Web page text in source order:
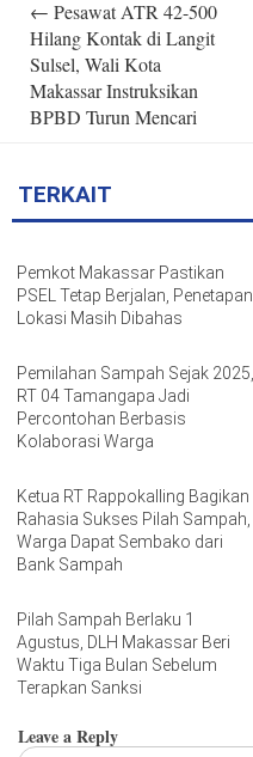
navigation
← Pesawat ATR 42-500
Hilang Kontak di Langit
Sulsel, Wali Kota
Makassar Instruksikan
BPBD Turun Mencari
TERKAIT
Pemkot Makassar Pastikan
PSEL Tetap Berjalan, Penetapan
Lokasi Masih Dibahas
Pemilahan Sampah Sejak 2025,
RT 04 Tamangapa Jadi
Percontohan Berbasis
Kolaborasi Warga
Ketua RT Rappokalling Bagikan
Rahasia Sukses Pilah Sampah,
Warga Dapat Sembako dari
Bank Sampah
Pilah Sampah Berlaku 1
Agustus, DLH Makassar Beri
Waktu Tiga Bulan Sebelum
Terapkan Sanksi
Leave a Reply